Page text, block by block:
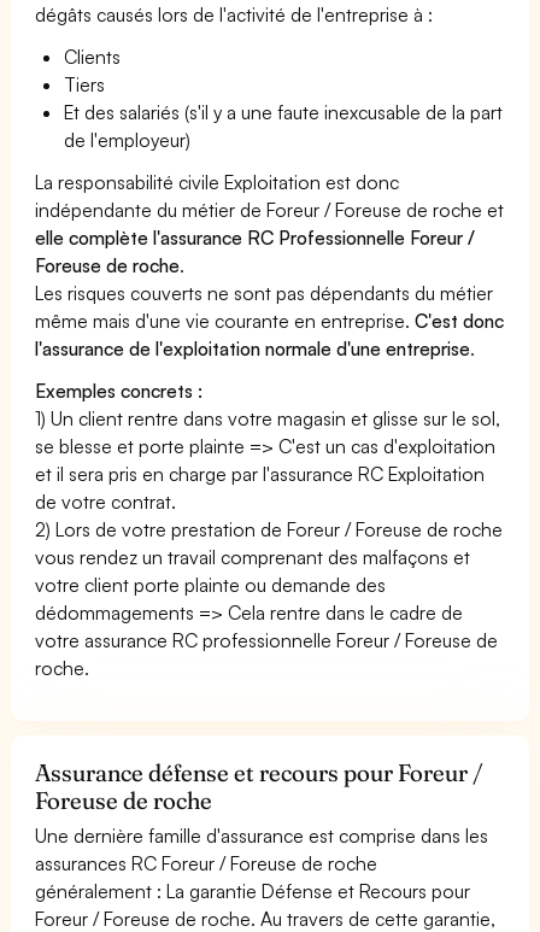
dégâts causés lors de l'activité de l'entreprise à :
Clients
Tiers
Et des salariés (s'il y a une faute inexcusable de la part
de l'employeur)
La responsabilité civile Exploitation est donc
indépendante du métier de Foreur / Foreuse de roche et
elle complète l'assurance RC Professionnelle Foreur /
Foreuse de roche.
Les risques couverts ne sont pas dépendants du métier
même mais d'une vie courante en entreprise.C'est donc
l'assurance de l'exploitation normale d'une entreprise.
Exemples concrets :
1) Un client rentre dans votre magasin et glisse sur le sol,
se blesse et porte plainte => C'est un cas d'exploitation
et il sera pris en charge par l'assurance RC Exploitation
de votre contrat.
2) Lors de votre prestation de Foreur / Foreuse de roche
vous rendez un travail comprenant des malfaçons et
votre client porte plainte ou demande des
dédommagements => Cela rentre dans le cadre de
votre assurance RC professionnelle Foreur / Foreuse de
roche.
Assurance défense et recours pour Foreur /
Foreuse de roche
Une dernière famille d'assurance est comprise dans les
assurances RC Foreur / Foreuse de roche
généralement : La garantie Défense et Recours pour
Foreur / Foreuse de roche. Au travers de cette garantie,